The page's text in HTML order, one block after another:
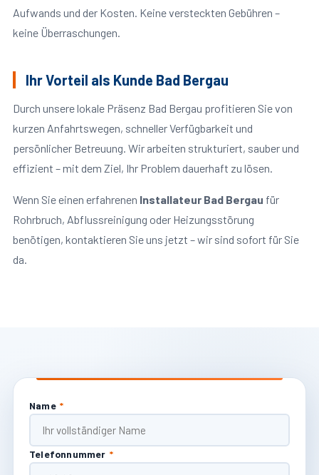
Aufwands und der Kosten. Keine versteckten Gebühren –
keine Überraschungen.
Ihr Vorteil als Kunde Bad Bergau
Durch unsere lokale Präsenz Bad Bergau profitieren Sie von
kurzen Anfahrtswegen, schneller Verfügbarkeit und
persönlicher Betreuung. Wir arbeiten strukturiert, sauber und
effizient – mit dem Ziel, Ihr Problem dauerhaft zu lösen.
Wenn Sie einen erfahrenen Installateur Bad Bergau für
Rohrbruch, Abflussreinigung oder Heizungsstörung
benötigen, kontaktieren Sie uns jetzt – wir sind sofort für Sie
da.
Name *
Telefonnummer *